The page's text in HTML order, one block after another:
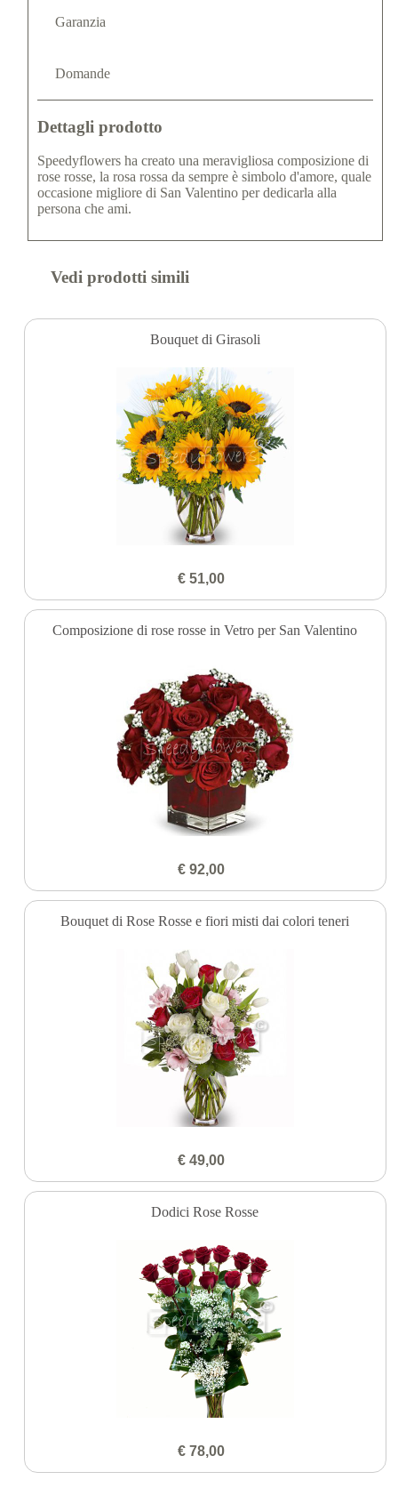
Garanzia
Domande
Dettagli prodotto
Speedyflowers ha creato una meravigliosa composizione di
rose rosse, la rosa rossa da sempre è simbolo d'amore, quale
occasione migliore di San Valentino per dedicarla alla
persona che ami.
Vedi prodotti simili
Bouquet di Girasoli
€ 51,00
Composizione di rose rosse in Vetro per San Valentino
€ 92,00
Bouquet di Rose Rosse e fiori misti dai colori teneri
€ 49,00
Dodici Rose Rosse
€ 78,00